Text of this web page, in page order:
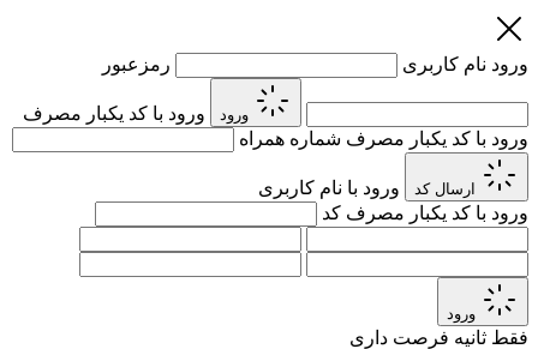
ورود نام کاربری رمزعبور
ورود
ورود با کد یکبار مصرف
ورود با کد یکبار مصرف شماره همراه
ارسال کد
ورود با نام کاربری
ورود با کد یکبار مصرف کد
ورود
فقط ثانیه فرصت داری